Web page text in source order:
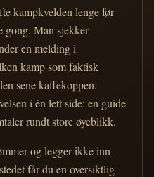
kampkvelden lenge før
gong. Man sjekker
en melding i
kamp som faktisk
sene kaffekoppen.
i én lett side: en guide
rundt store øyeblikk.
og legger ikke inn
får du en oversiktlig